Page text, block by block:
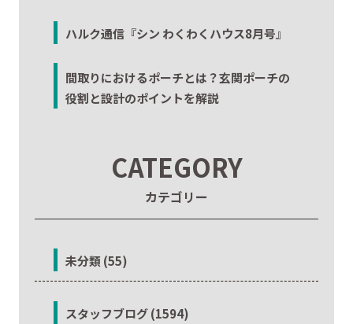
ハルク通信『シン わくわくハウス8月号』
間取りにおけるポーチとは？玄関ポーチの
役割と設計のポイントを解説
CATEGORY
カテゴリー
未分類 (55)
スタッフブログ (1594)